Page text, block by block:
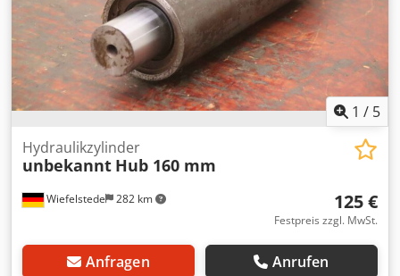
1 / 5
Wiefelstede 282 km
Hydraulikzylinder
unbekannt Hub 160 mm
125 €
Festpreis zzgl. MwSt.
Anfragen Anrufen